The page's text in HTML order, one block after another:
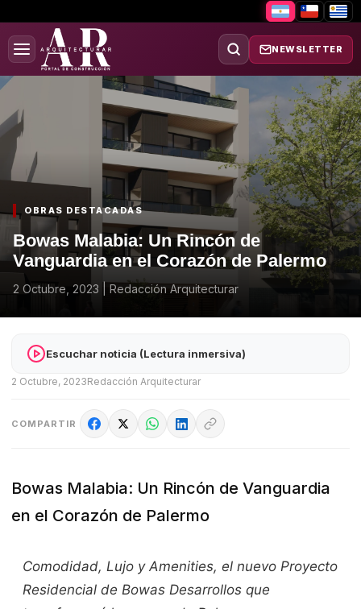
NEWSLETTER
OBRAS DESTACADAS
Bowas Malabia: Un Rincón de
Vanguardia en el Corazón de Palermo
2 Octubre, 2023 Redacción Arquitecturar
Escuchar noticia (Lectura inmersiva)
2 Octubre, 2023Redacción Arquitecturar
COMPARTIR
Bowas Malabia: Un Rincón de Vanguardia
en el Corazón de Palermo
Comodidad, Lujo y Amenities, el nuevo Proyecto
Residencial de Bowas Desarrollos que